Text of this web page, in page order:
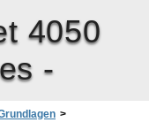
4050
-
>